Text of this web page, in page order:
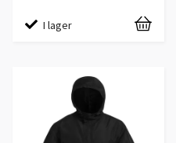
I lager